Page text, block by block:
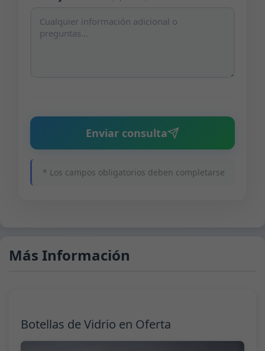
Enviar consulta
* Los campos obligatorios deben completarse
Más Información
Botellas de Vidrio en Oferta